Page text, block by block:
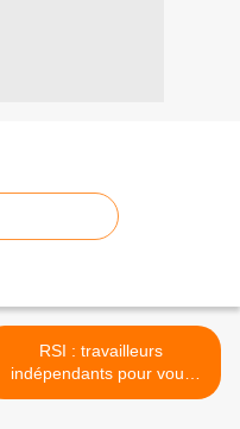
RSI : travailleurs
indépendants pour vous
informer >